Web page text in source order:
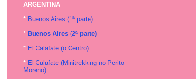
ARGENTINA
* Buenos Aires (1ª parte)
* Buenos Aires (2ª parte)
* El Calafate (o Centro)
* El Calafate (Minitrekking no Perito
Moreno)